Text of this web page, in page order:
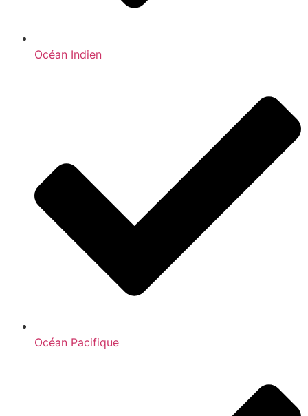
Océan Indien
Océan Pacifique